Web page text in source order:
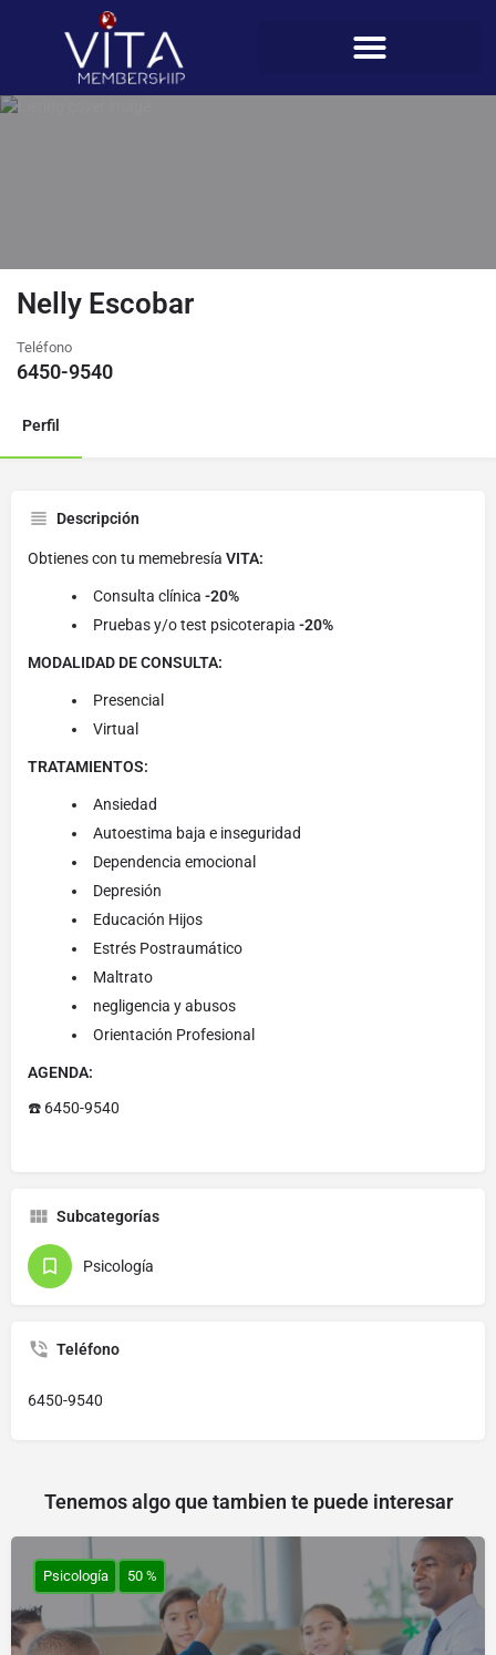
Nelly Escobar
Teléfono
6450-9540
Perfil
Descripción
Obtienes con tu memebresía VITA:
Consulta clínica -20%
Pruebas y/o test psicoterapia -20%
MODALIDAD DE CONSULTA:
Presencial
Virtual
TRATAMIENTOS:
Ansiedad
Autoestima baja e inseguridad
Dependencia emocional
Depresión
Educación Hijos
Estrés Postraumático
Maltrato
negligencia y abusos
Orientación Profesional
AGENDA:
☎️ 6450-9540
Subcategorías
Psicología
Teléfono
6450-9540
Tenemos algo que tambien te puede interesar
Psicología 50 %